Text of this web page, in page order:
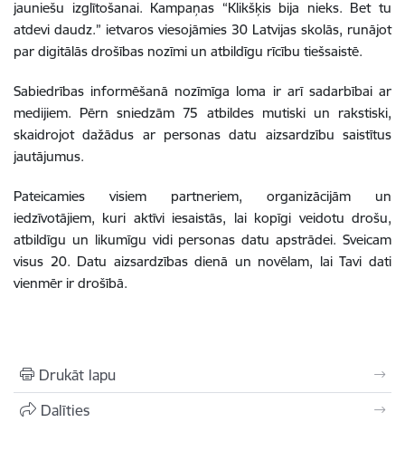
jauniešu izglītošanai. Kampaņas “Klikšķis bija nieks. Bet tu
atdevi daudz.” ietvaros viesojāmies 30 Latvijas skolās, runājot
par digitālās drošības nozīmi un atbildīgu rīcību tiešsaistē.
Sabiedrības informēšanā nozīmīga loma ir arī sadarbībai ar
medijiem. Pērn sniedzām 75 atbildes mutiski un rakstiski,
skaidrojot dažādus ar personas datu aizsardzību saistītus
jautājumus.
Pateicamies visiem partneriem, organizācijām un
iedzīvotājiem, kuri aktīvi iesaistās, lai kopīgi veidotu drošu,
atbildīgu un likumīgu vidi personas datu apstrādei. Sveicam
visus 20. Datu aizsardzības dienā un novēlam, lai Tavi dati
vienmēr ir drošībā.
Drukāt lapu
Dalīties